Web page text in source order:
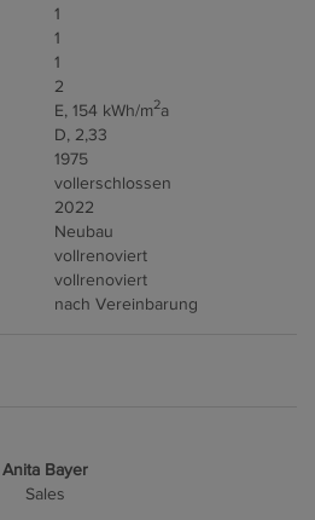
1
1
1
2
E, 154 kWh/m2a
D, 2,33
1975
vollerschlossen
2022
Neubau
vollrenoviert
vollrenoviert
nach Vereinbarung
Anita Bayer
Sales